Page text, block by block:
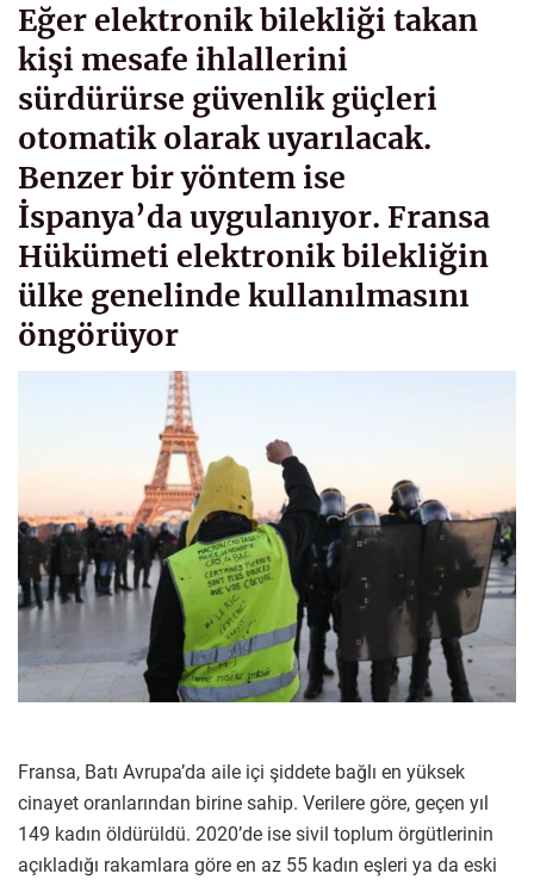
Eğer elektronik bilekliği takan
kişi mesafe ihlallerini
sürdürürse güvenlik güçleri
otomatik olarak uyarılacak.
Benzer bir yöntem ise
İspanya’da uygulanıyor. Fransa
Hükümeti elektronik bilekliğin
ülke genelinde kullanılmasını
öngörüyor
Fransa, Batı Avrupa’da aile içi şiddete bağlı en yüksek
cinayet oranlarından birine sahip. Verilere göre, geçen yıl
149 kadın öldürüldü. 2020’de ise sivil toplum örgütlerinin
açıkladığı rakamlara göre en az 55 kadın eşleri ya da eski